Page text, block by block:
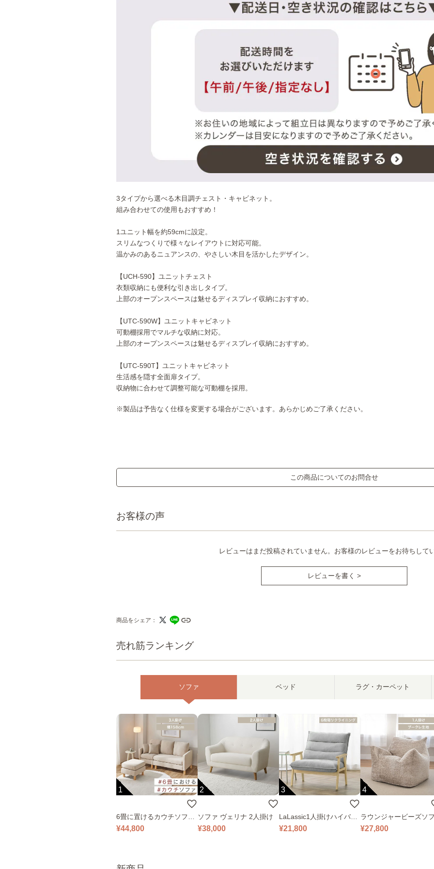
売れ筋ランキング
ソファ ベッド ラグ・カーペット
1
6畳に置けるカウチソファ
｜ベージュ
¥44,800
2
ソファ ヴェリナ 2人掛け
¥38,000
3
LaLassic1人掛けハイバッ
クソファ ワイド
¥21,800
4
ラウンジャービーズソ
¥27,800
3タイプから選べる木目調チェスト・キャビネット。
組み合わせての使用もおすすめ！
1ユニット幅を約59cmに設定。
スリムなつくりで様々なレイアウトに対応可能。
温かみのあるニュアンスの、やさしい木目を活かしたデザイン。
【UCH-590】ユニットチェスト
衣類収納にも便利な引き出しタイプ。
上部のオープンスペースは魅せるディスプレイ収納におすすめ。
【UTC-590W】ユニットキャビネット
可動棚採用でマルチな収納に対応。
上部のオープンスペースは魅せるディスプレイ収納におすすめ。
【UTC-590T】ユニットキャビネット
生活感を隠す全面扉タイプ。
収納物に合わせて調整可能な可動棚を採用。
※製品は予告なく仕様を変更する場合がございます。あらかじめご了承ください。
この商品についてのお問合せ
お客様の声
レビューはまだ投稿されていません。お客様のレビューをお待ちして
レビューを書く >
商品をシェア